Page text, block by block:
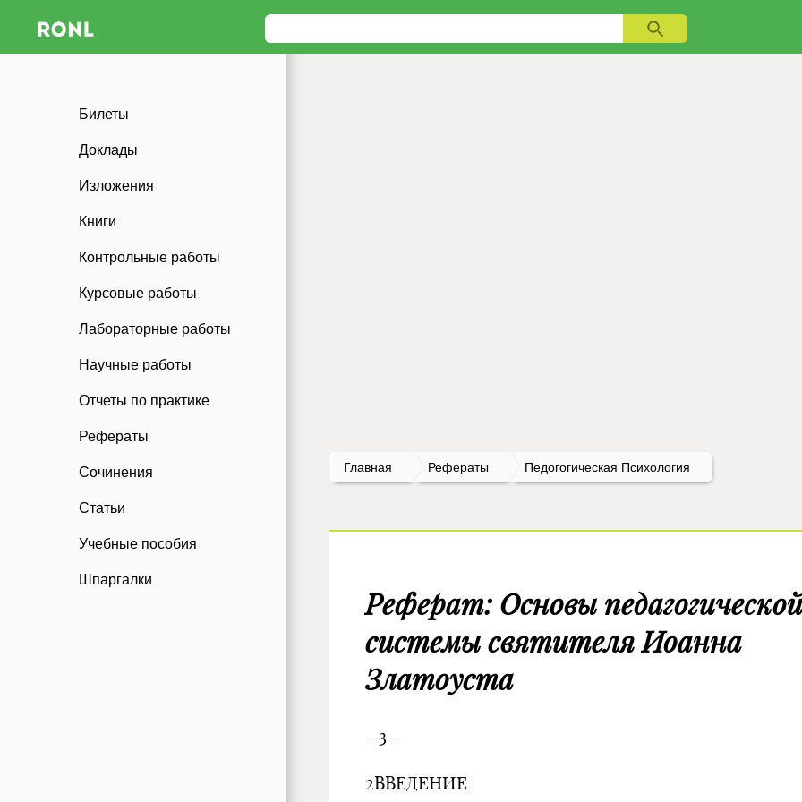
Билеты
Доклады
Изложения
Книги
Контрольные работы
Курсовые работы
Лабораторные работы
Научные работы
Отчеты по практике
Рефераты
Сочинения
Статьи
Учебные пособия
Шпаргалки
Главная Рефераты Педогогическая Психология
Реферат: Основы педагогической
системы святителя Иоанна
Златоуста
- 3 -
2ВВЕДЕНИЕ